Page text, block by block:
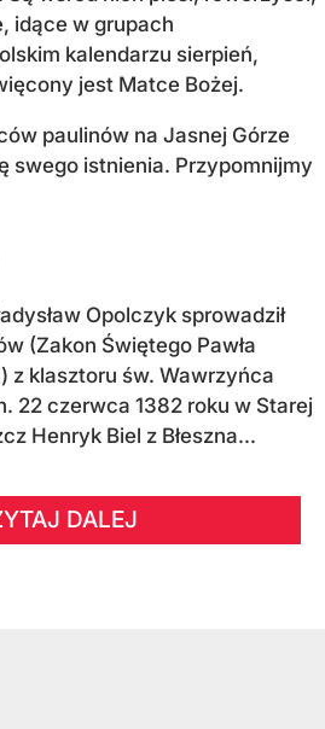
idące w grupach
kalendarzu sierpień,
jest Matce Bożej.
paulinów na Jasnej Górze
swego istnienia. Przypomnijmy
Opolczyk sprowadził
(Zakon Świętego Pawła
z klasztoru św. Wawrzyńca
22 czerwca 1382 roku w Starej
Henryk Biel z Błeszna...
DALEJ